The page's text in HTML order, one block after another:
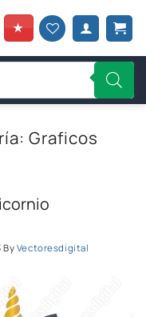
★
Graficos
By Vectoresdigital